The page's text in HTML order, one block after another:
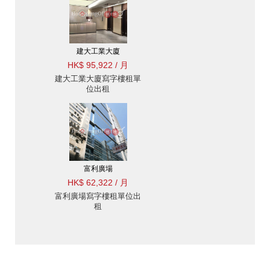
建大工業大廈
HK$ 95,922 / 月
建大工業大廈寫字樓租單
位出租
富利廣場
HK$ 62,322 / 月
富利廣場寫字樓租單位出
租